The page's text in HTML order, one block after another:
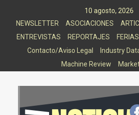
10 agosto, 2026
NEWSLETTER
ASOCIACIONES
ENTREVISTAS
REPORTAJES FERIAS
Contacto/Aviso Legal
Industry
Machine Review